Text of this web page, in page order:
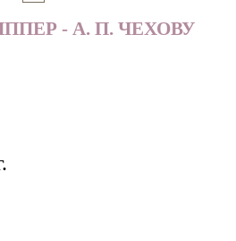
- А. П. ЧЕХОВУ